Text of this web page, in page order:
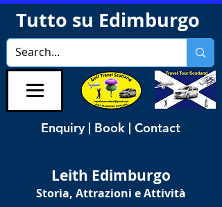
Tutto su Edimburgo
Enquiry | Book | Contact
Leith Edimburgo
Storia, Attrazioni e Attività